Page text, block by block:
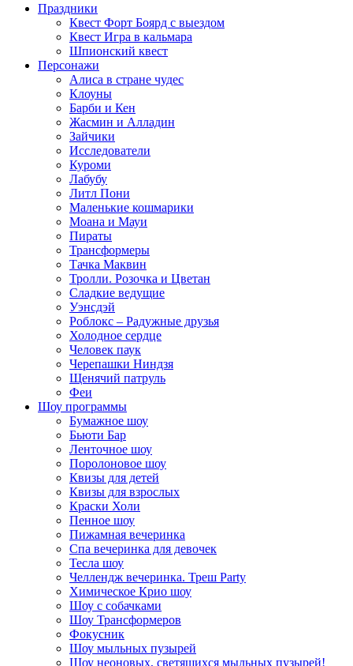
Праздники
Квест Форт Боярд с выездом
Квест Игра в кальмара
Шпионский квест
Персонажи
Алиса в стране чудес
Клоуны
Барби и Кен
Жасмин и Алладин
Зайчики
Исследователи
Куроми
Лабубу
Литл Пони
Маленькие кошмарики
Моана и Мауи
Пираты
Трансформеры
Тачка Маквин
Тролли. Розочка и Цветан
Сладкие ведущие
Уэнсдэй
Роблокс – Радужные друзья
Холодное сердце
Человек паук
Черепашки Ниндзя
Щенячий патруль
Феи
Шоу программы
Бумажное шоу
Бьюти Бар
Ленточное шоу
Поролоновое шоу
Квизы для детей
Квизы для взрослых
Краски Холи
Пенное шоу
Пижамная вечеринка
Спа вечеринка для девочек
Тесла шоу
Челлендж вечеринка. Треш Party
Химическое Крио шоу
Шоу с собачками
Шоу Трансформеров
Фокусник
Шоу мыльных пузырей
Шоу неоновых, светящихся мыльных пузырей!